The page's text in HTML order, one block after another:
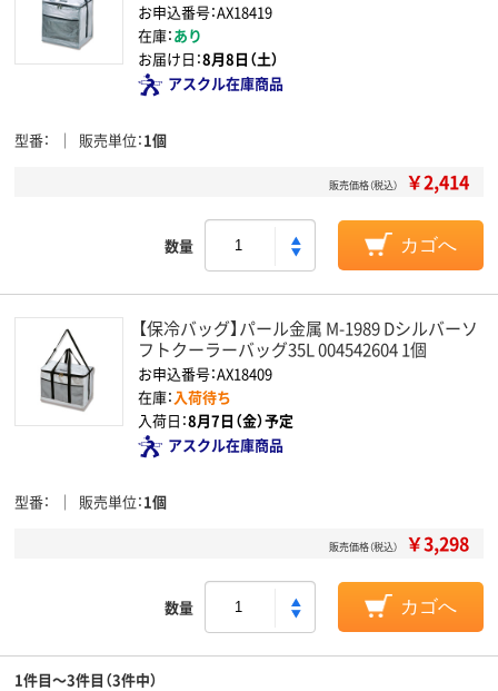
お申込番号：AX18419
在庫：あり
お届け日：8月8日（土）
アスクル在庫商品
型番 販売単位 1個
販売価格（税込） ￥2,414
数量 カゴへ
【保冷バッグ】パール金属 M-1989 Dシルバーソ
フトクーラーバッグ35L 004542604 1個
お申込番号：AX18409
在庫：入荷待ち
入荷日：8月7日（金）予定
アスクル在庫商品
型番 販売単位 1個
販売価格（税込） ￥3,298
数量 カゴへ
1件目～3件目（3件中）